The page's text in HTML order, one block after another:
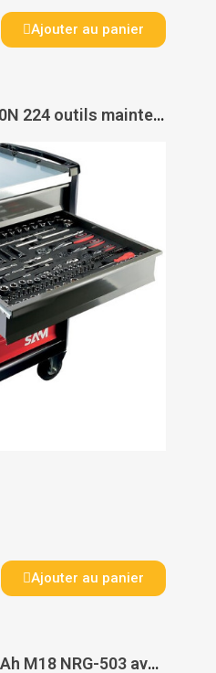
Ajouter au panier
Servante SERVI-630N 224 outils maintenance industrielle - SAM OUTILLAGE
Ajouter au panier
Pack Énergie 18V 5Ah M18 NRG-503 avec batteries et chargeur - MILWAUKEE